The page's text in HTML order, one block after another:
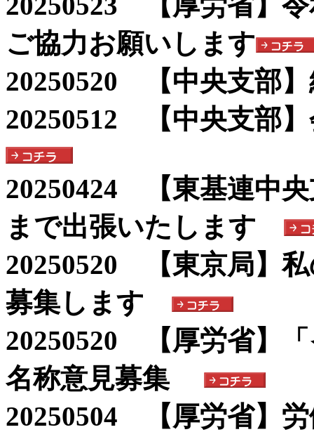
ご協力お願いします
20250520 【中央支部
20250512 【中央支部
20250424 【東基連中
まで出張いたします
20250520 【東京局】
募集します
20250520 【厚労省】
名称意見募集
20250504 【厚労省】